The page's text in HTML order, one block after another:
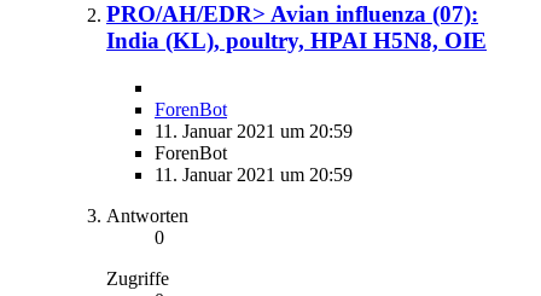
PRO/AH/EDR> Avian influenza (07):
India (KL), poultry, HPAI H5N8, OIE
ForenBot
11. Januar 2021 um 20:59
ForenBot
11. Januar 2021 um 20:59
Antworten
0
Zugriffe